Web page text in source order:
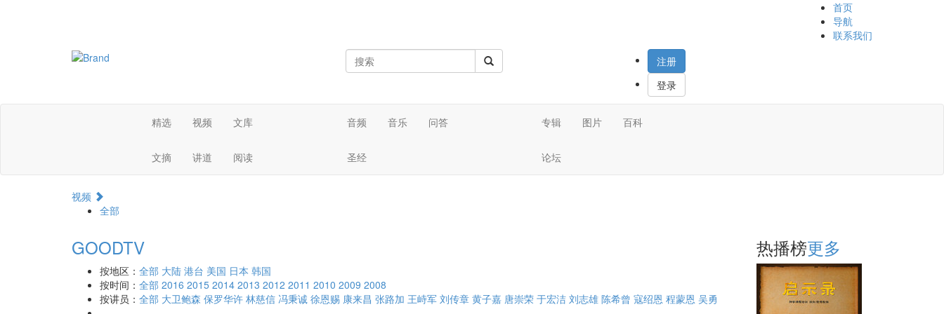
首页
导航
联系我们
注册
登录
精选 视频 文库
文摘 讲道 阅读
音频 音乐 问答
圣经
专辑 图片 百科
论坛
视频
全部
GOODTV
按地区： 全部 大陆 港台 美国 日本 韩国
按时间： 全部 2016 2015 2014 2013 2012 2011 2010 2009 2008
按讲员： 全部 大卫鲍森 保罗华许 林慈信 冯秉诚 徐恩赐 康来昌 张路加 王峙军 刘传章 黄子嘉 唐崇荣 于宏洁 刘志雄 陈希曾 寇绍恩 程蒙恩 吴勇
热播榜更多